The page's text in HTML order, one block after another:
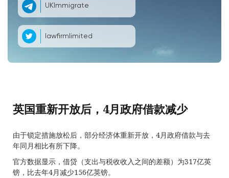
UKImmigrate
lawfirmlimited
英国重新开放后，4月政府借款减少
由于锁定措施放松后，部分经济体重新开放，4月政府借款与去
年同月相比有所下降。
官方数据显示，借贷（支出与税收收入之间的差额）为317亿英
镑，比去年4月减少156亿英镑。